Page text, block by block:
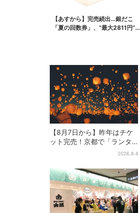
【あすから】完売続出…銀だこ
「夏の回数券」、“最大2811円”お
【8月7日から】昨年はチケ
ット完売！京都で「ランタ
ンフェス」、最大3500の光
2026.8.4